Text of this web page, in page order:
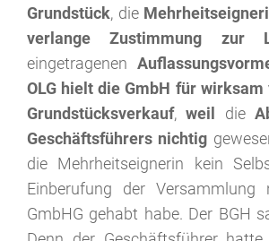
Grundstück, die
verlange Zustimmung zur
eingetragenen
OLG hielt die GmbH für
Grundstücksverkauf,weil die
Geschäftsführers nichtig
die Mehrheitseignerin kein
Einberufung der
GmbHG gehabt habe. Der BGH